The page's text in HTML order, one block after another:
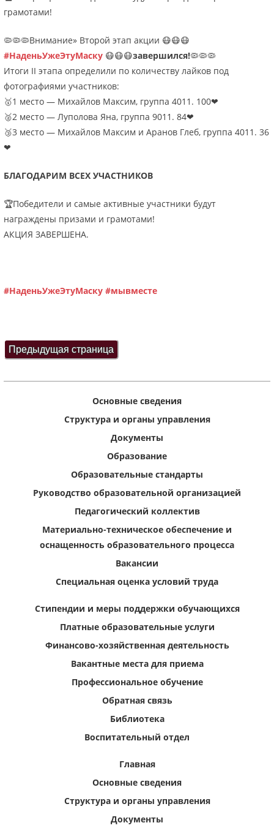
грамотами!
🦠🦠🦠Внимание» Второй этап акции 😷😷😷
#НаденьУжеЭтуМаску 😷😷😷завершился!🦠🦠🦠
Итоги II этапа определили по количеству лайков под
фотографиями участников:
🥇1 место — Михайлов Максим, группа 4011. 100❤
🥈2 место — Луполова Яна, группа 9011. 84❤
🥉3 место — Михайлов Максим и Аранов Глеб, группа 4011. 36
❤
БЛАГОДАРИМ ВСЕХ УЧАСТНИКОВ
🏆Победители и самые активные участники будут
награждены призами и грамотами!
АКЦИЯ ЗАВЕРШЕНА.
#НаденьУжеЭтуМаску #мывместе
Основные сведения
Структура и органы управления
Документы
Образование
Образовательные стандарты
Руководство образовательной организацией
Педагогический коллектив
Материально-техническое обеспечение и
оснащенность образовательного процесса
Вакансии
Специальная оценка условий труда
Стипендии и меры поддержки обучающихся
Платные образовательные услуги
Финансово-хозяйственная деятельность
Вакантные места для приема
Профессиональное обучение
Обратная связь
Библиотека
Воспитательный отдел
Главная
Основные сведения
Структура и органы управления
Документы